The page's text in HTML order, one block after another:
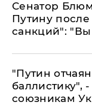
Сенатор
Путину
санкций":
"Путин
баллистику",
союзникам